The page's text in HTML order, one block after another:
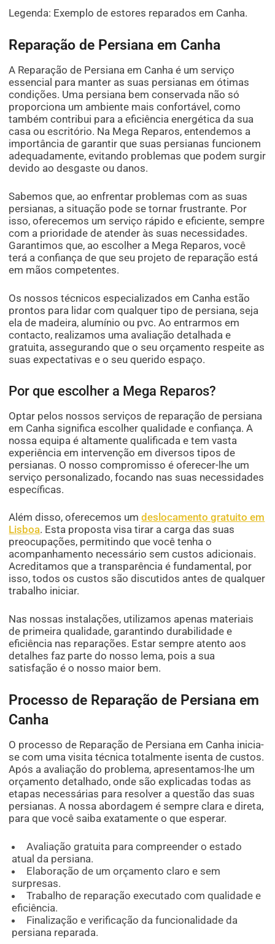
Legenda: Exemplo de estores reparados em Canha.
Reparação de Persiana em Canha
A Reparação de Persiana em Canha é um serviço
essencial para manter as suas persianas em ótimas
condições. Uma persiana bem conservada não só
proporciona um ambiente mais confortável, como
também contribui para a eficiência energética da sua
casa ou escritório. Na Mega Reparos, entendemos a
importância de garantir que suas persianas funcionem
adequadamente, evitando problemas que podem surgir
devido ao desgaste ou danos.
Sabemos que, ao enfrentar problemas com as suas
persianas, a situação pode se tornar frustrante. Por
isso, oferecemos um serviço rápido e eficiente, sempre
com a prioridade de atender às suas necessidades.
Garantimos que, ao escolher a Mega Reparos, você
terá a confiança de que seu projeto de reparação está
em mãos competentes.
Os nossos técnicos especializados em Canha estão
prontos para lidar com qualquer tipo de persiana, seja
ela de madeira, alumínio ou pvc. Ao entrarmos em
contacto, realizamos uma avaliação detalhada e
gratuita, assegurando que o seu orçamento respeite as
suas expectativas e o seu querido espaço.
Por que escolher a Mega Reparos?
Optar pelos nossos serviços de reparação de persiana
em Canha significa escolher qualidade e confiança. A
nossa equipa é altamente qualificada e tem vasta
experiência em intervenção em diversos tipos de
persianas. O nosso compromisso é oferecer-lhe um
serviço personalizado, focando nas suas necessidades
específicas.
Além disso, oferecemos umdeslocamento gratuito em
Lisboa. Esta proposta visa tirar a carga das suas
preocupações, permitindo que você tenha o
acompanhamento necessário sem custos adicionais.
Acreditamos que a transparência é fundamental, por
isso, todos os custos são discutidos antes de qualquer
trabalho iniciar.
Nas nossas instalações, utilizamos apenas materiais
de primeira qualidade, garantindo durabilidade e
eficiência nas reparações. Estar sempre atento aos
detalhes faz parte do nosso lema, pois a sua
satisfação é o nosso maior bem.
Processo de Reparação de Persiana em
Canha
O processo de Reparação de Persiana em Canha inicia-
se com uma visita técnica totalmente isenta de custos.
Após a avaliação do problema, apresentamos-lhe um
orçamento detalhado, onde são explicadas todas as
etapas necessárias para resolver a questão das suas
persianas. A nossa abordagem é sempre clara e direta,
para que você saiba exatamente o que esperar.
Avaliação gratuita para compreender o estado
atual da persiana.
Elaboração de um orçamento claro e sem
surpresas.
Trabalho de reparação executado com qualidade e
eficiência.
Finalização e verificação da funcionalidade da
persiana reparada.